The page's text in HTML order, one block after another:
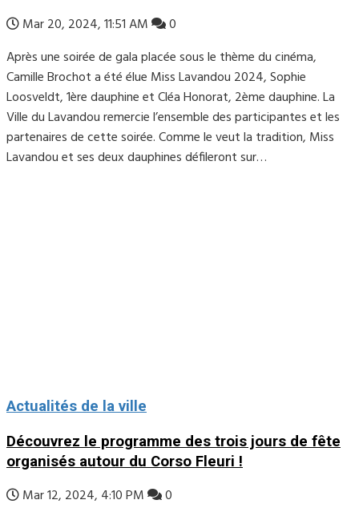
Mar 20, 2024, 11:51 AM
0
Après une soirée de gala placée sous le thème du cinéma,
Camille Brochot a été élue Miss Lavandou 2024, Sophie
Loosveldt, 1ère dauphine et Cléa Honorat, 2ème dauphine. La
Ville du Lavandou remercie l’ensemble des participantes et les
partenaires de cette soirée. Comme le veut la tradition, Miss
Lavandou et ses deux dauphines défileront sur…
Actualités de la ville
Découvrez le programme des trois jours de fête
organisés autour du Corso Fleuri !
Mar 12, 2024, 4:10 PM
0